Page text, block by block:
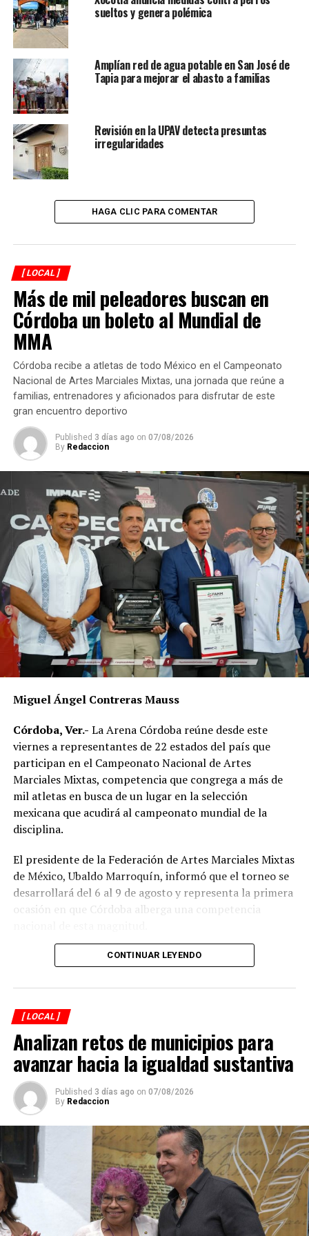
RELATED TOPICS: FEATURED
Recorren Janeth García, centro histórico de Córdoba
ANTES
Conmemora Córdoba 403 Aniversario de su fundación
sueltos y genera polémica
Amplían red de agua potable en San José de
Tapia para mejorar el abasto a familias
Revisión en la UPAV detecta presuntas
irregularidades
HAGA CLIC PARA COMENTAR
[ LOCAL ]
Más de mil peleadores buscan en
Córdoba un boleto al Mundial de
MMA
Córdoba recibe a atletas de todo México en el Campeonato
Nacional de Artes Marciales Mixtas, una jornada que reúne a
familias, entrenadores y aficionados para disfrutar de este
gran encuentro deportivo
Published 3 días ago on 07/08/2026
By Redaccion
Miguel Ángel Contreras Mauss
Córdoba, Ver.- La Arena Córdoba reúne desde este
viernes a representantes de 22 estados del país que
participan en el Campeonato Nacional de Artes
Marciales Mixtas, competencia que congrega a más de
mil atletas en busca de un lugar en la selección
mexicana que acudirá al campeonato mundial de la
disciplina.
El presidente de la Federación de Artes Marciales Mixtas
de México, Ubaldo Marroquín, informó que el torneo se
desarrollará del 6 al 9 de agosto y representa la primera
ocasión en que Córdoba alberga una competencia
Explicó que de los participantes serán seleccionados
alrededor de 40 atletas que representarán a México en
el campeonato mundial programado para noviembre en
Georgia, por lo que el torneo en Córdoba también
funciona como una de las principales etapas para
conformar al equipo nacional.
CONTINUAR LEYENDO
[ LOCAL ]
Analizan retos de municipios para
avanzar hacia la igualdad sustantiva
Published 3 días ago on 07/08/2026
By Redaccion